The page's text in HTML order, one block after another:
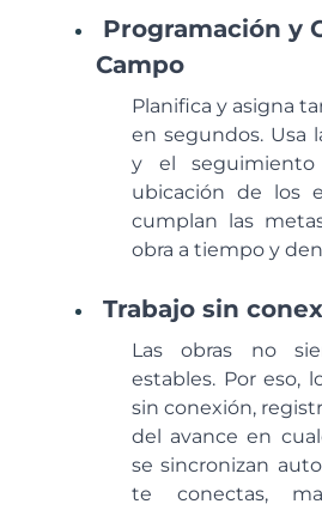
Programación y
Campo
Planifica y asigna
en segundos. Usa
y el seguimiento
ubicación de los
cumplan las
obra a tiempo y
Trabajo sin
Las obras no
estables. Por eso,
sin conexión,
del avance en
se sincronizan
te conectas,